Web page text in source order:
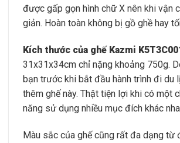
được gấp gọn hình chữ X nên khi vận
giản. Hoàn toàn không bị gồ ghề hay
Kích thước của ghế Kazmi
31x31x34cm chỉ nặng khoảng 750g.
bạn trước khi bắt đầu hành trình đi du
thêm ghế này. Thật tiện lợi khi có một
năng sử dụng nhiều mục đích khác
Màu sắc của ghế cũng rất đa dạng từ